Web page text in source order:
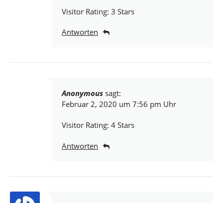
Visitor Rating: 3 Stars
Antworten
Anonymous sagt:
Februar 2, 2020 um 7:56 pm Uhr
Visitor Rating: 4 Stars
Antworten